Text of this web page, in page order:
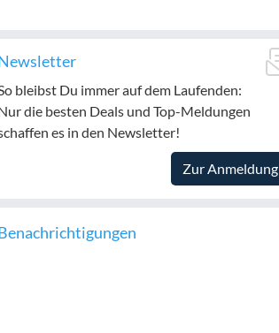
bleibst Du immer auf dem Laufenden:
die besten Deals und Top-Meldungen
es in den Newsletter!
Zur Anmeldung